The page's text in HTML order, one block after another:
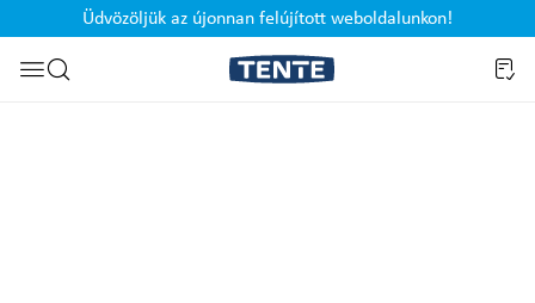
Ugrás a kereséshez
Üdvözöljük az újonnan felújított weboldalunkon!